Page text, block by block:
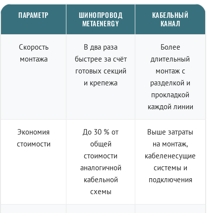
ПАРАМЕТР
ШИНОПРОВОД
METAENERGY
КАБЕЛЬНЫЙ
КАНАЛ
Скорость
монтажа
В два раза
быстрее за счёт
готовых секций
и крепежа
Более
длительный
монтаж с
разделкой и
прокладкой
каждой линии
Экономия
стоимости
До 30 % от
общей
стоимости
аналогичной
кабельной
схемы
Выше затраты
на монтаж,
кабеленесущие
системы и
подключения